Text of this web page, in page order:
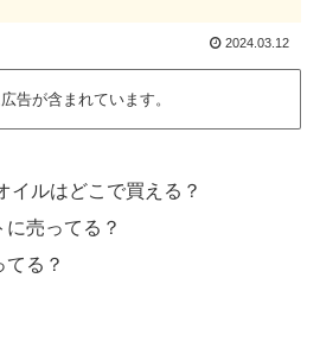
2024.03.12
告が含まれています。
イルはどこで買える？
に売ってる？
る？